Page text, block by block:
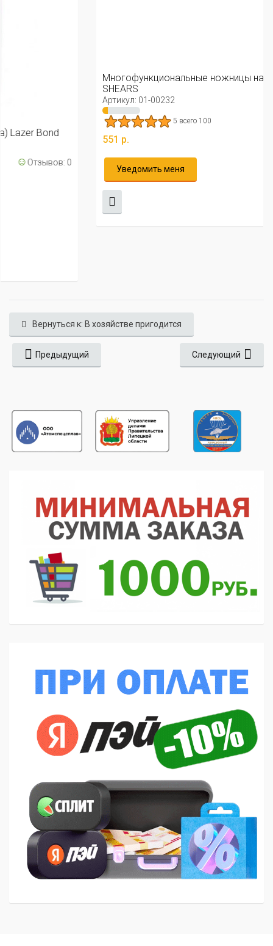
Многофункциональные ножницы на магните MIGHTY
5 всего 100
551 р.
Уведомить меня
Вернуться к: В хозяйстве пригодится
Предыдущий Следующий